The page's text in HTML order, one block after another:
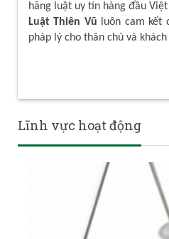
hãng luật uy tín hàng đầu
Luật Thiên Vũ luôn cam kết
pháp lý cho thân chủ và khách
Lĩnh vực hoạt động